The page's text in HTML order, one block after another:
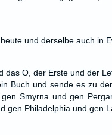
und derselbe auch in
das O, der Erste und der
Buch und sende es zu
Smyrna und gen
gen Philadelphia und gen